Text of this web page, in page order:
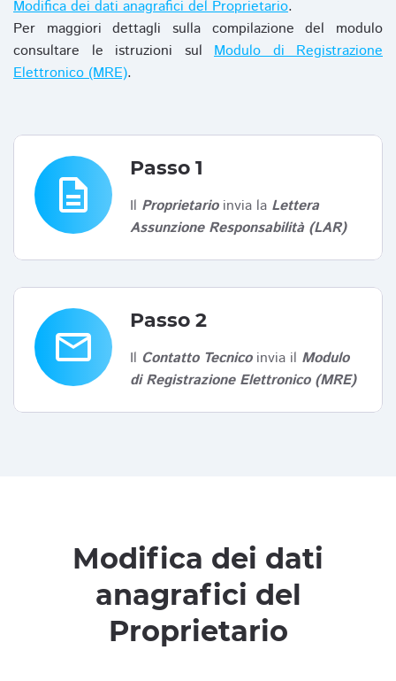
Modifica dei dati anagrafici del Proprietario.
Per maggiori dettagli sulla compilazione del modulo
consultare le istruzioni sul Modulo di Registrazione
Elettronico (MRE).
description
Passo 1
Il Proprietarioinvia la Lettera
Assunzione Responsabilità (LAR)
email
Passo 2
Il Contatto Tecnicoinvia il Modulo
di Registrazione Elettronico (MRE)
Modifica dei dati
anagrafici del
Proprietario